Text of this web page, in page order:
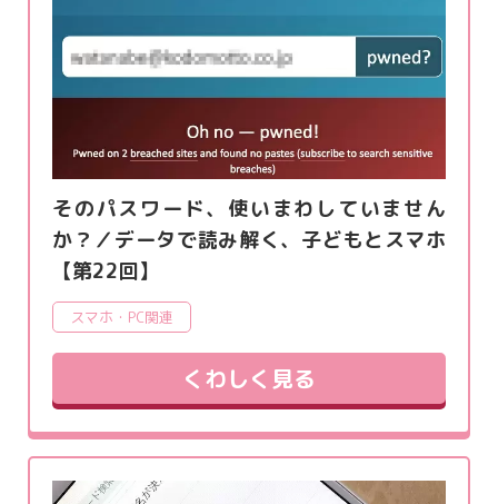
そのパスワード、使いまわしていません
か？／データで読み解く、子どもとスマホ
【第22回】
スマホ・PC関連
くわしく見る